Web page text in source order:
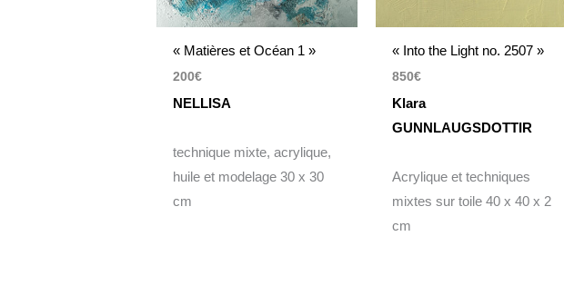
« Matières et Océan 1 »
200€
NELLISA
technique mixte, acrylique,
huile et modelage 30 x 30
cm
« Into the Light no. 2507 »
850€
Klara
GUNNLAUGSDOTTIR
Acrylique et techniques
mixtes sur toile 40 x 40 x 2
cm